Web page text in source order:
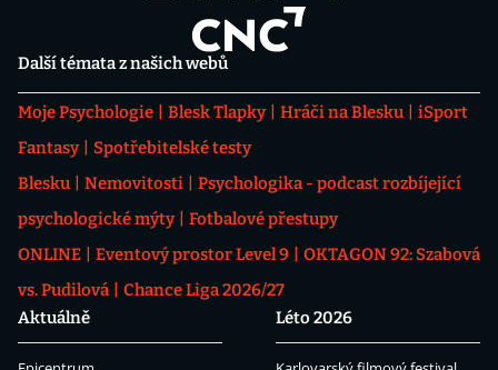
Další témata z našich webů
Moje Psychologie Blesk Tlapky Hráči na Blesku
iSport
Fantasy
Spotřebitelské testy
Blesku
Nemovitosti
Psychologika - podcast rozbíjející
psychologické mýty
Fotbalové přestupy
ONLINE
Eventový prostor Level 9
OKTAGON 92: Szabová
vs. Pudilová
Chance Liga 2026/27
Aktuálně
Léto 2026